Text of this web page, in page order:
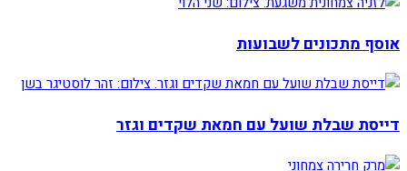
אוסף מתכונים לשבועות
דייסת שבלת שועל עם חמאת שקדים וגזר